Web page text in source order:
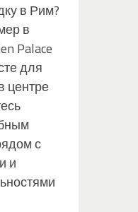
в Рим?
в
Palace
для
центре
с
и